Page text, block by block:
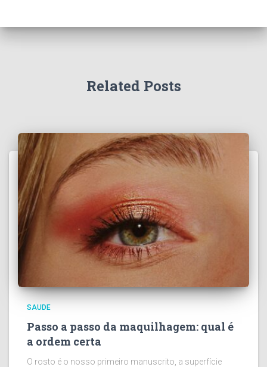
Related Posts
SAUDE
Passo a passo da maquilhagem: qual é
a ordem certa
O rosto é o nosso primeiro manuscrito, a superfície